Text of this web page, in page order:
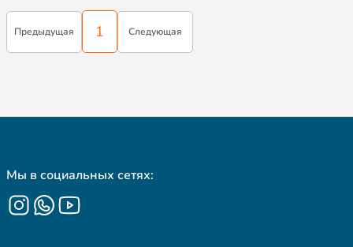
Предыдущая 1 Следующая
Мы в социальных сетях: